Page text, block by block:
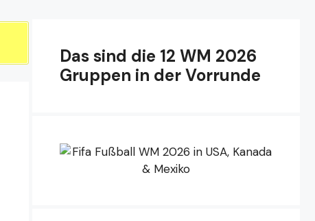
Das sind die 12 WM 2026
Gruppen in der Vorrunde